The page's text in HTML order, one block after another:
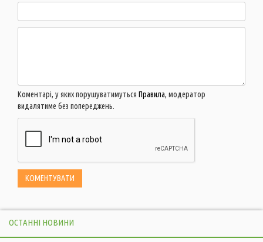
Коментарі, у яких порушуватимуться Правила, модератор
видалятиме без попереджень.
ОСТАННІ НОВИНИ